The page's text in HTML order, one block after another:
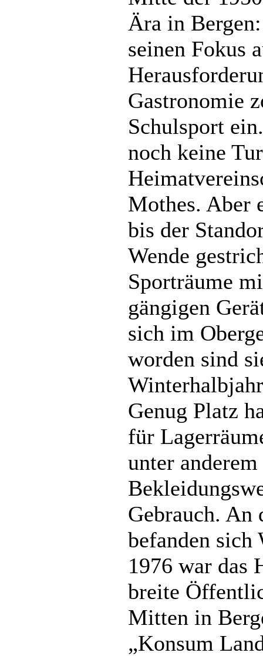
Ära in
seinen Fokus
Gastronomie
Schulsport
noch keine
Mothes. Aber
bis der
Wende
Sporträume
gängigen
sich im
worden sind
Genug Platz
für
unter
Gebrauch. An
befanden sich
1976 war das
breite
Mitten in
„Konsum